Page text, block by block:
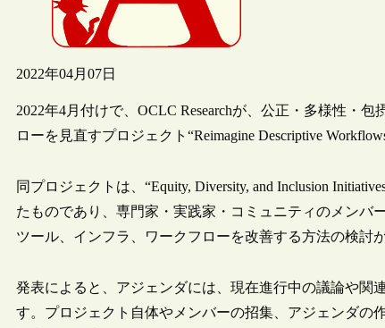
2022年04月07日
2022年4月付けで、OCLC Researchが、公正・多様性・
ローを見直すプロジェクト“Reimagine Descriptive
同プロジェクトは、“Equity, Diversity, and Inclusion
たものであり、専門家・実践家・コミュニティのメンバ
ツール、インフラ、ワークフローを改善する方法の検討
発表によると、アジェンダには、現在進行中の議論や関
す。プロジェクト自体やメンバーの招集、アジェンダの